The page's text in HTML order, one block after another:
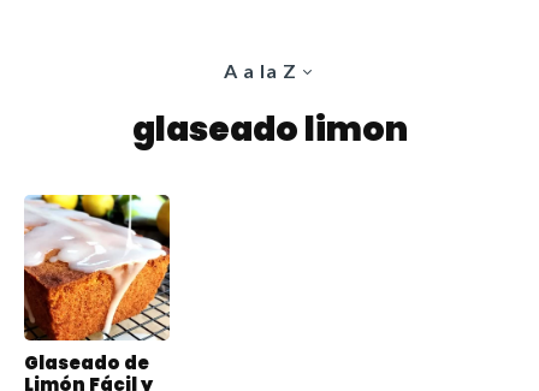
A a la Z
glaseado limon
Glaseado de
Limón Fácil y